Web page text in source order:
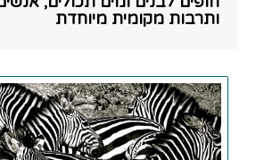
ותרבות מקומית מיוחדת